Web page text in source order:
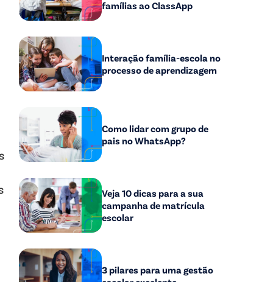
famílias ao ClassApp
Interação família-escola no
processo de aprendizagem
Como lidar com grupo de
pais no WhatsApp?
Veja 10 dicas para a sua
campanha de matrícula
escolar
3 pilares para uma gestão